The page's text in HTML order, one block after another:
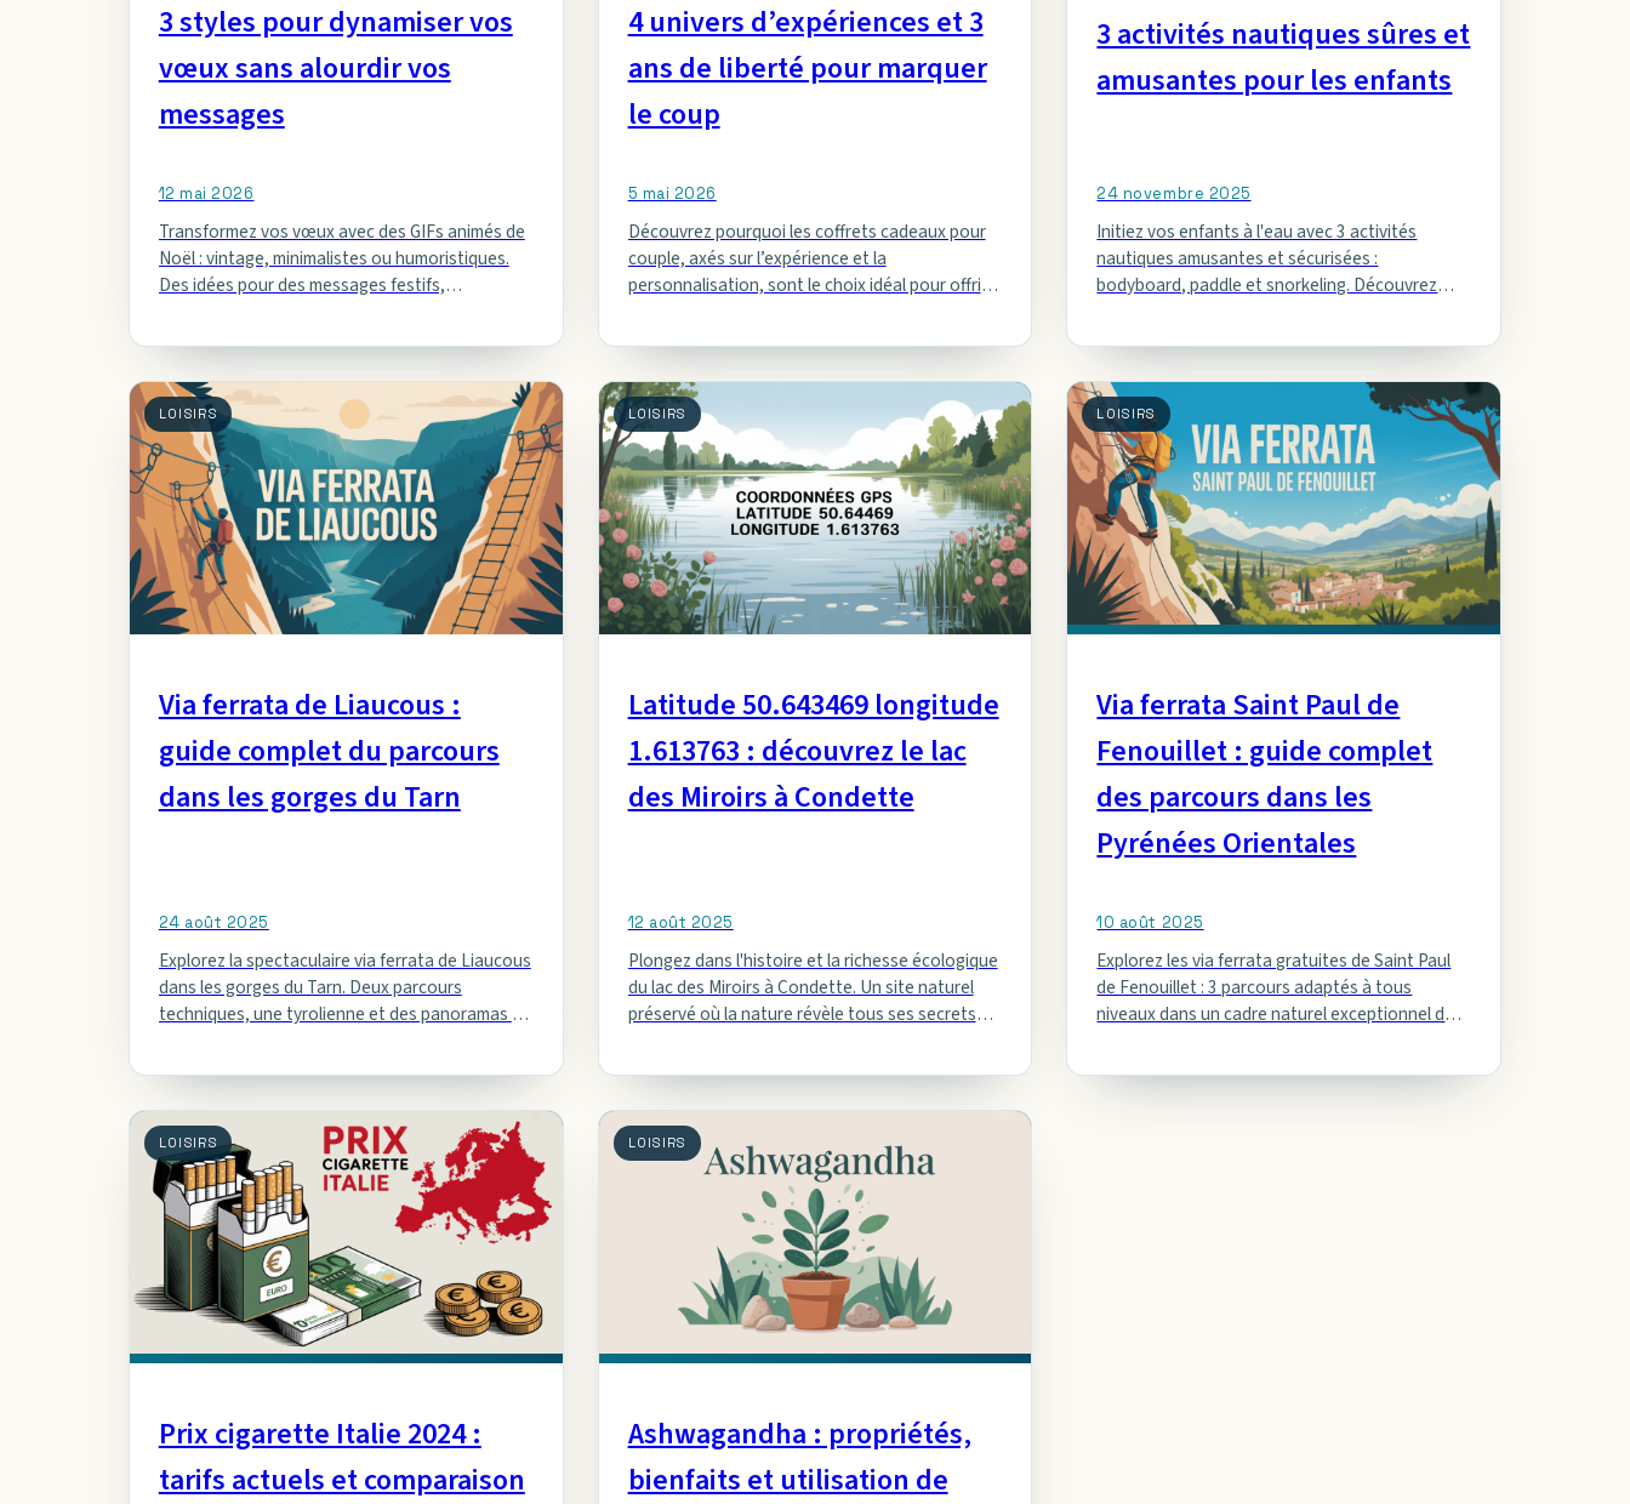
3 styles pour dynamiser vos
vœux sans alourdir vos
messages
12 mai 2026
Transformez vos vœux avec des GIFs animés de
Noël : vintage, minimalistes ou humoristiques.
Des idées pour des messages festifs,
4 univers d’expériences et 3
ans de liberté pour marquer
le coup
5 mai 2026
Découvrez pourquoi les coffrets cadeaux pour
couple, axés sur l’expérience et la
personnalisation, sont le choix idéal pour offrir
3 activités nautiques sûres et
amusantes pour les enfants
24 novembre 2025
Initiez vos enfants à l'eau avec 3 activités
nautiques amusantes et sécurisées :
bodyboard, paddle et snorkeling. Découvrez
LOISIRS
Via ferrata de Liaucous :
guide complet du parcours
dans les gorges du Tarn
24 août 2025
Explorez la spectaculaire via ferrata de Liaucous
dans les gorges du Tarn. Deux parcours
techniques, une tyrolienne et des panoramas à
LOISIRS
Latitude 50.643469 longitude
1.613763 : découvrez le lac
des Miroirs à Condette
12 août 2025
Plongez dans l'histoire et la richesse écologique
du lac des Miroirs à Condette. Un site naturel
préservé où la nature révèle tous ses secrets
LOISIRS
Via ferrata Saint Paul de
Fenouillet : guide complet
des parcours dans les
Pyrénées Orientales
10 août 2025
Explorez les via ferrata gratuites de Saint Paul
de Fenouillet : 3 parcours adaptés à tous
niveaux dans un cadre naturel exceptionnel des
LOISIRS
Prix cigarette Italie 2024 :
tarifs actuels et comparaison
LOISIRS
Ashwagandha : propriétés,
bienfaits et utilisation de